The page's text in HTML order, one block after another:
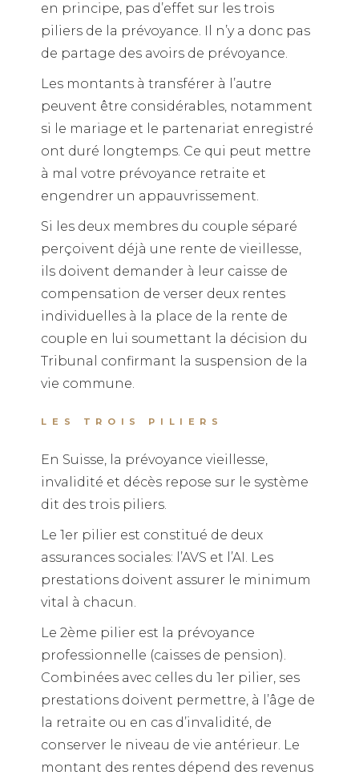
en principe, pas d’effet sur les trois
piliers de la prévoyance. Il n’y a donc pas
de partage des avoirs de prévoyance.
Les montants à transférer à l’autre
peuvent être considérables, notamment
si le mariage et le partenariat enregistré
ont duré longtemps. Ce qui peut mettre
à mal votre prévoyance retraite et
engendrer un appauvrissement.
Si les deux membres du couple séparé
perçoivent déjà une rente de vieillesse,
ils doivent demander à leur caisse de
compensation de verser deux rentes
individuelles à la place de la rente de
couple en lui soumettant la décision du
Tribunal confirmant la suspension de la
vie commune.
LES TROIS PILIERS
En Suisse, la prévoyance vieillesse,
invalidité et décès repose sur le système
dit des trois piliers.
Le 1er pilier est constitué de deux
assurances sociales: l’AVS et l’AI. Les
prestations doivent assurer le minimum
vital à chacun.
Le 2ème pilier est la prévoyance
professionnelle (caisses de pension).
Combinées avec celles du 1er pilier, ses
prestations doivent permettre, à l’âge de
la retraite ou en cas d’invalidité, de
conserver le niveau de vie antérieur. Le
montant des rentes dépend des revenus